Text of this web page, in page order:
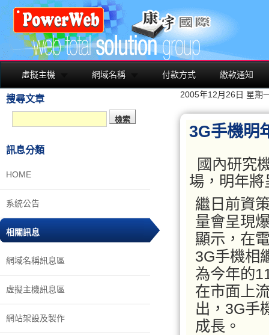
虛擬主機 網域名稱 付款方式 繳款通知
搜尋文章
訊息分類
HOME
系統公告
相關訊息
網域名稱訊息區
虛擬主機訊息區
網站架設及製作
2005年12月26日 星期
3G手機明
國內研究
場，明年
繼日前資
量會呈現
顯示，在
3G手機相
為今年的
在市面上
出，3G手
成長。